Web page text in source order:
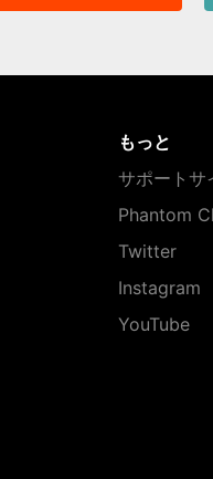
もっと
サポートサ
Phantom
Twitter
Instagram
YouTube